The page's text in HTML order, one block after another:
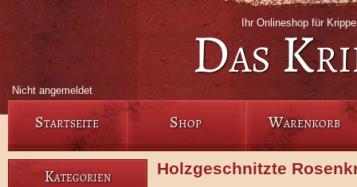
Ihr Onlineshop für
Das
Nicht angemeldet
Startseite Shop Warenkorb
Kategorien Holzgeschnitzte